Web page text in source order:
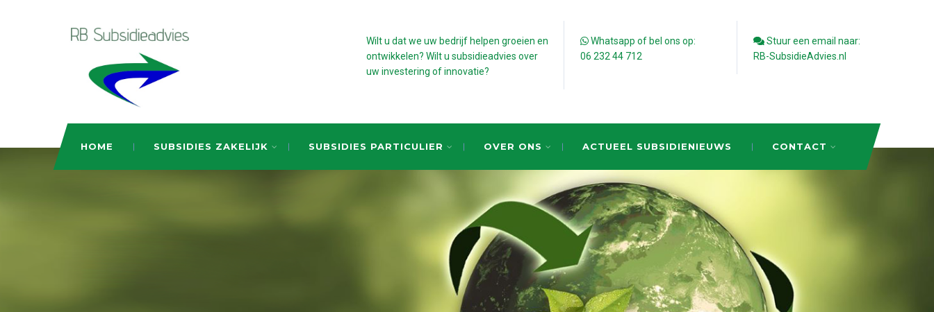
Wilt u dat we uw bedrijf helpen groeien en
ontwikkelen? Wilt u subsidieadvies over
uw investering of innovatie?
Whatsapp of bel ons op:
06 232 44 712
Stuur een email naar:
RB-SubsidieAdvies.nl
HOME SUBSIDIES ZAKELIJK SUBSIDIES PARTICULIER OVER ONS ACTUEEL SUBSIDIENIEUWS CONTACT